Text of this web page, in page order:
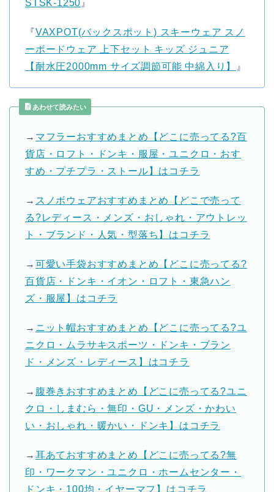
STSK-1250 』
『VAXPOT(バックスポット) スキーウェア スノ
ーボードウェア 上下セット キッズ ジュニア
【耐水圧2000mm サイズ調節可能 中綿入り】
』
あわせて読みたい
→ マフラーおすすめまとめ【どこに売ってる?百
貨店・ロフト・ドンキ・服屋・ユニクロ・おす
すめ・プチプラ・ストール】はコチラ
→ スノボウェアおすすめまとめ【どこで売って
る?レディース・メンズ・おしゃれ・アウトレッ
ト・ブランド・人気・型落ち】はコチラ
→ 可愛い手袋おすすめまとめ【どこに売ってる?
百貨店・ドンキ・イオン・ロフト・東急ハン
ズ・服屋】はコチラ
→ ニット帽おすすめまとめ【どこに売ってる?ユ
ニクロ・ムラサキスポーツ・ドンキ・ブラン
ド・メンズ・レディース】はコチラ
→ 腹巻きおすすめまとめ【どこに売ってる?ユニ
クロ・しまむら・無印・GU・メンズ・かわい
い・おしゃれ・暖かい・ドンキ】はコチラ
→ 耳あておすすめまとめ【どこに売ってる?無
印・ワークマン・ユニクロ・ホームセンター・
ドンキ・100均・イヤーマフ】はコチラ